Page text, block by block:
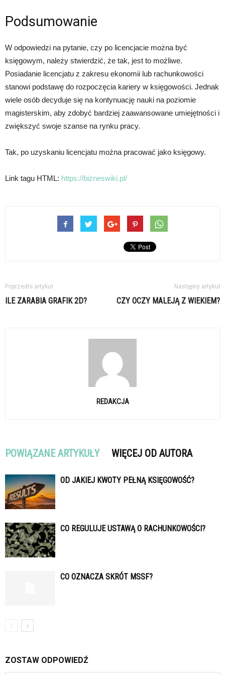
Podsumowanie
W odpowiedzi na pytanie, czy po licencjacie można być
księgowym, należy stwierdzić, że tak, jest to możliwe.
Posiadanie licencjatu z zakresu ekonomii lub rachunkowości
stanowi podstawę do rozpoczęcia kariery w księgowości. Jednak
wiele osób decyduje się na kontynuację nauki na poziomie
magisterskim, aby zdobyć bardziej zaawansowane umiejętności i
zwiększyć swoje szanse na rynku pracy.
Tak, po uzyskaniu licencjatu można pracować jako księgowy.
Link tagu HTML: https://bizneswiki.pl/
Poprzedni artykuł
ILE ZARABIA GRAFIK 2D?
Następny artykuł
CZY OCZY MALEJĄ Z WIEKIEM?
REDAKCJA
POWIĄZANE ARTYKUŁY WIĘCEJ OD AUTORA
OD JAKIEJ KWOTY PEŁNĄ KSIĘGOWOŚĆ?
CO REGULUJE USTAWĄ O RACHUNKOWOŚCI?
CO OZNACZA SKRÓT MSSF?
ZOSTAW ODPOWIEDŹ